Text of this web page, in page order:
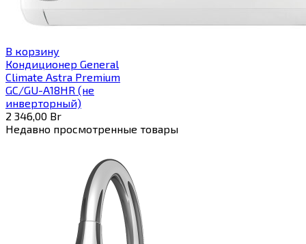
В корзину
Кондиционер General
Climate Astra Premium
GC/GU-А18HR (не
инверторный)
2 346,00 Br
Недавно просмотренные товары